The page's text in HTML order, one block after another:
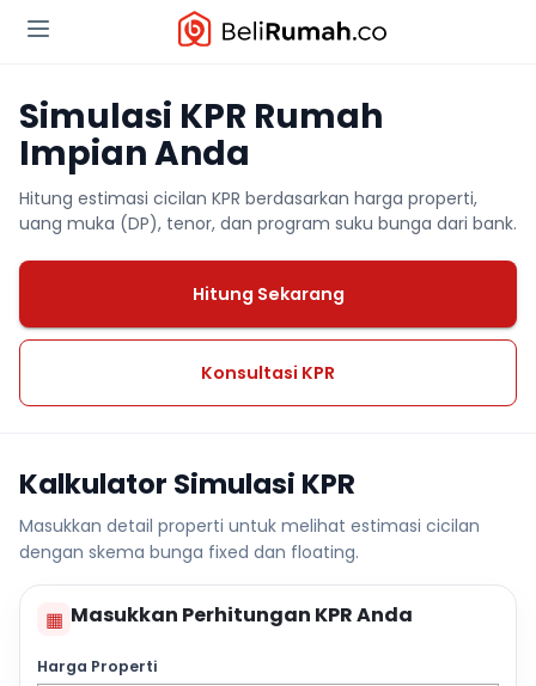
Simulasi KPR Rumah
Impian Anda
Hitung estimasi cicilan KPR berdasarkan harga properti,
uang muka (DP), tenor, dan program suku bunga dari bank.
Hitung Sekarang
Konsultasi KPR
Kalkulator Simulasi KPR
Masukkan detail properti untuk melihat estimasi cicilan
dengan skema bunga fixed dan floating.
▦ Masukkan Perhitungan KPR Anda
Harga Properti